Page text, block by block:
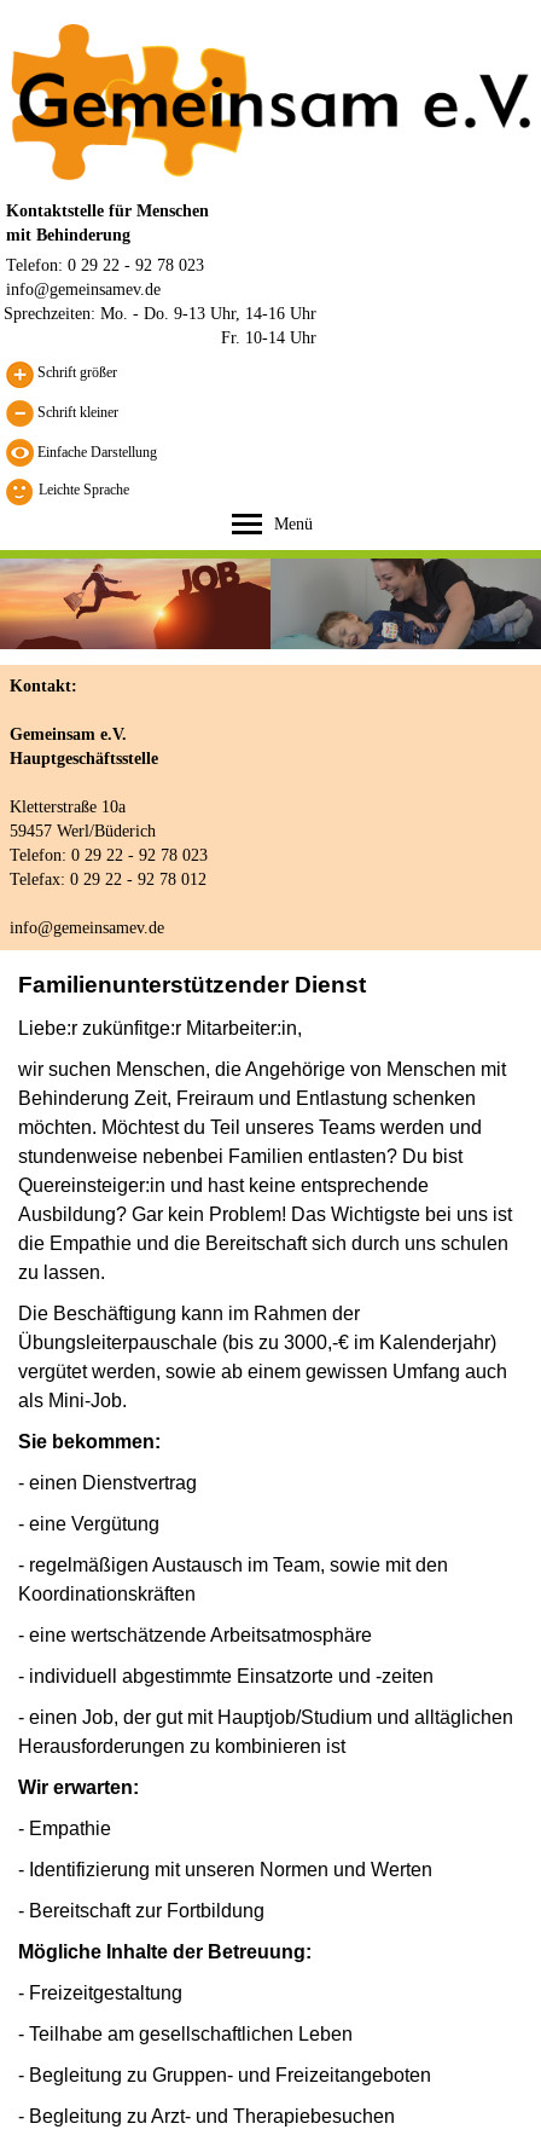
Kontaktstelle für Menschen
mit Behinderung
Telefon: 0 29 22 - 92 78 023
info@gemeinsamev.de
Sprechzeiten: Mo. - Do. 9-13 Uhr, 14-16 Uhr
Fr. 10-14 Uhr
Schrift größer
Schrift kleiner
Leichte Sprache
Menü
Familienunterstützender Dienst
Liebe:r zukünfitge:r Mitarbeiter:in,
wir suchen Menschen, die Angehörige von Menschen mit
Behinderung Zeit, Freiraum und Entlastung schenken
möchten. Möchtest du Teil unseres Teams werden und
stundenweise nebenbei Familien entlasten? Du bist
Quereinsteiger:in und hast keine entsprechende
Ausbildung? Gar kein Problem! Das Wichtigste bei uns ist
die Empathie und die Bereitschaft sich durch uns schulen
zu lassen.
Die Beschäftigung kann im Rahmen der
Übungsleiterpauschale (bis zu 3000,-€ im Kalenderjahr)
vergütet werden, sowie ab einem gewissen Umfang auch
als Mini-Job.
Sie bekommen:
- einen Dienstvertrag
- eine Vergütung
- regelmäßigen Austausch im Team, sowie mit den
Koordinationskräften
- eine wertschätzende Arbeitsatmosphäre
- individuell abgestimmte Einsatzorte und -zeiten
- einen Job, der gut mit Hauptjob/Studium und alltäglichen
Herausforderungen zu kombinieren ist
Wir erwarten:
- Empathie
- Identifizierung mit unseren Normen und Werten
- Bereitschaft zur Fortbildung
Mögliche Inhalte der Betreuung:
- Freizeitgestaltung
- Teilhabe am gesellschaftlichen Leben
- Begleitung zu Gruppen- und Freizeitangeboten
- Begleitung zu Arzt- und Therapiebesuchen
Kontakt:
Gemeinsam e.V.
Hauptgeschäftsstelle
Kletterstraße 10a
59457 Werl/Büderich
Telefon: 0 29 22 - 92 78 023
Telefax: 0 29 22 - 92 78 012
info@gemeinsamev.de